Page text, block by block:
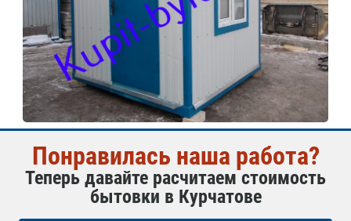
Понравилась наша работа?
Теперь давайте расчитаем стоимость
бытовки в Курчатове